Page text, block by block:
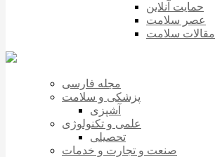
حمایت آنلاین
عصر سلامت
مقالات سلامت
مجله فارسی
پزشکی و سلامت
آشپزی
علمی و تکنولوژی
تحصیلی
صنعت و تجارت و خدمات